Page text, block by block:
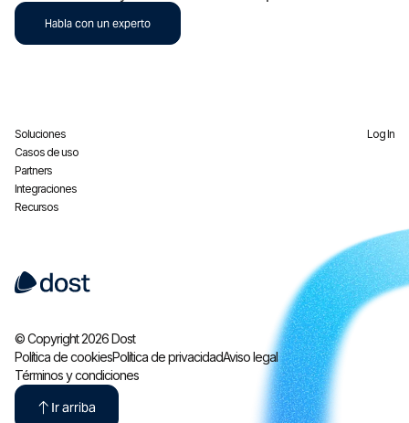
Habla con un experto
Soluciones
Casos de uso
Partners
Integraciones
Recursos
Log In
© Copyright 2026 Dost
Política de cookiesPolítica de privacidadAviso legal
Términos y condiciones
Ir arriba